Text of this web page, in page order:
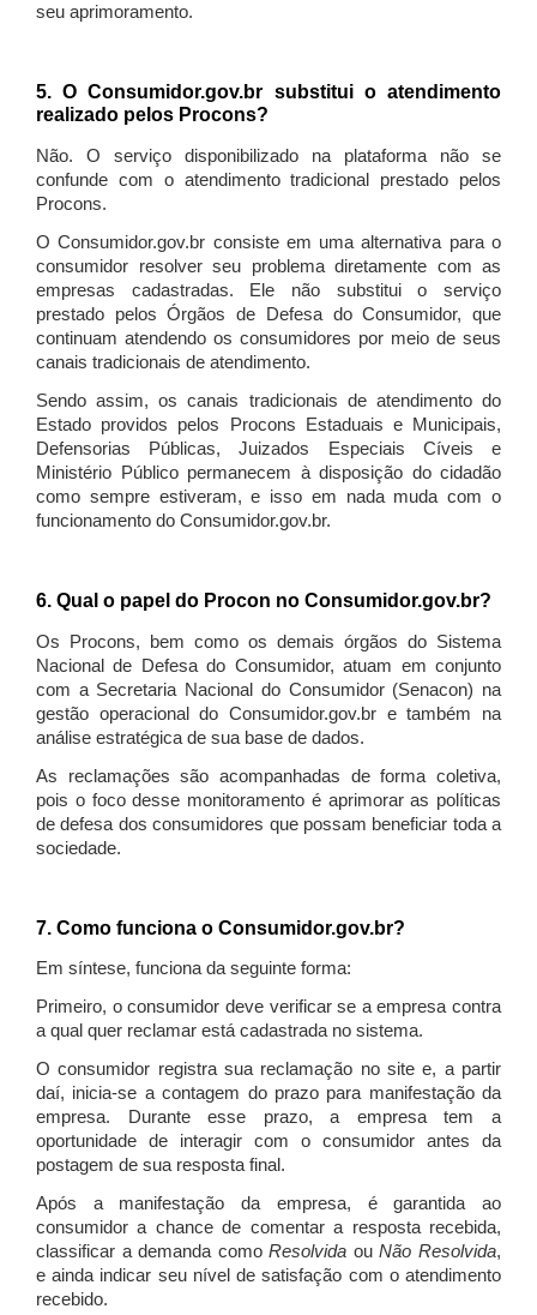
seu aprimoramento.
5. O Consumidor.gov.br substitui o atendimento
realizado pelos Procons?
Não. O serviço disponibilizado na plataforma não se
confunde com o atendimento tradicional prestado pelos
Procons.
O Consumidor.gov.br consiste em uma alternativa para o
consumidor resolver seu problema diretamente com as
empresas cadastradas. Ele não substitui o serviço
prestado pelos Órgãos de Defesa do Consumidor, que
continuam atendendo os consumidores por meio de seus
canais tradicionais de atendimento.
Sendo assim, os canais tradicionais de atendimento do
Estado providos pelos Procons Estaduais e Municipais,
Defensorias Públicas, Juizados Especiais Cíveis e
Ministério Público permanecem à disposição do cidadão
como sempre estiveram, e isso em nada muda com o
funcionamento do Consumidor.gov.br.
6. Qual o papel do Procon no Consumidor.gov.br?
Os Procons, bem como os demais órgãos do Sistema
Nacional de Defesa do Consumidor, atuam em conjunto
com a Secretaria Nacional do Consumidor (Senacon) na
gestão operacional do Consumidor.gov.br e também na
análise estratégica de sua base de dados.
As reclamações são acompanhadas de forma coletiva,
pois o foco desse monitoramento é aprimorar as políticas
de defesa dos consumidores que possam beneficiar toda a
sociedade.
7. Como funciona o Consumidor.gov.br?
Em síntese, funciona da seguinte forma:
Primeiro, o consumidor deve verificar se a empresa contra
a qual quer reclamar está cadastrada no sistema.
O consumidor registra sua reclamação no site e, a partir
daí, inicia-se a contagem do prazo para manifestação da
empresa. Durante esse prazo, a empresa tem a
oportunidade de interagir com o consumidor antes da
postagem de sua resposta final.
Após a manifestação da empresa, é garantida ao
consumidor a chance de comentar a resposta recebida,
classificar a demanda comoResolvida ouNão Resolvida,
e ainda indicar seu nível de satisfação com o atendimento
recebido.